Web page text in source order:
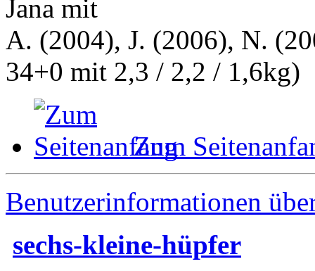
Jana mit
A. (2004), J. (2006), N.
34+0 mit 2,3 / 2,2 / 1,6kg)
Zum
Benutzerinformationen
sechs-kleine-hüpfer